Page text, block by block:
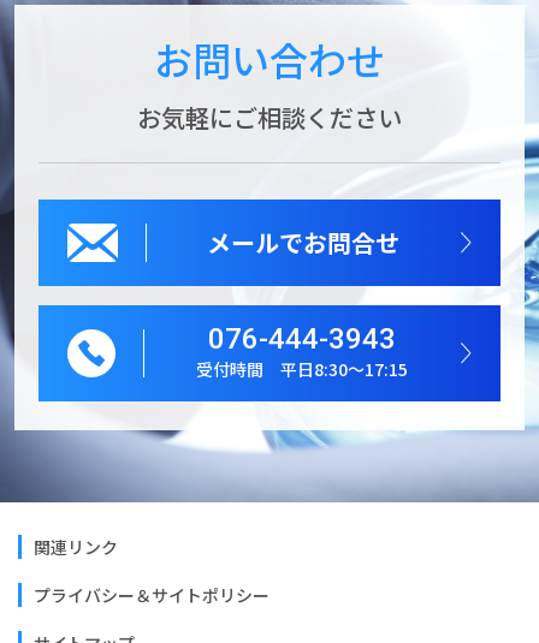
お問い合わせ
お気軽にご相談ください
メールでお問合せ
076-444-3943
受付時間 平日8:30～17:15
関連リンク
プライバシー＆サイトポリシー